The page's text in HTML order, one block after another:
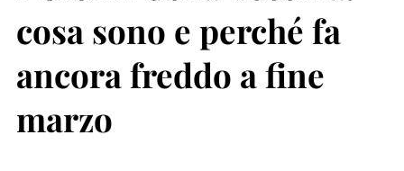
cosa sono e perché fa
ancora freddo a fine
marzo